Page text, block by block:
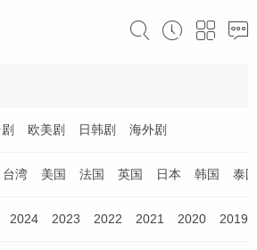
欧美剧 日韩剧 海外剧
台湾 美国 法国 英国 日本 韩国 泰国
2024 2023 2022 2021 2020 2019